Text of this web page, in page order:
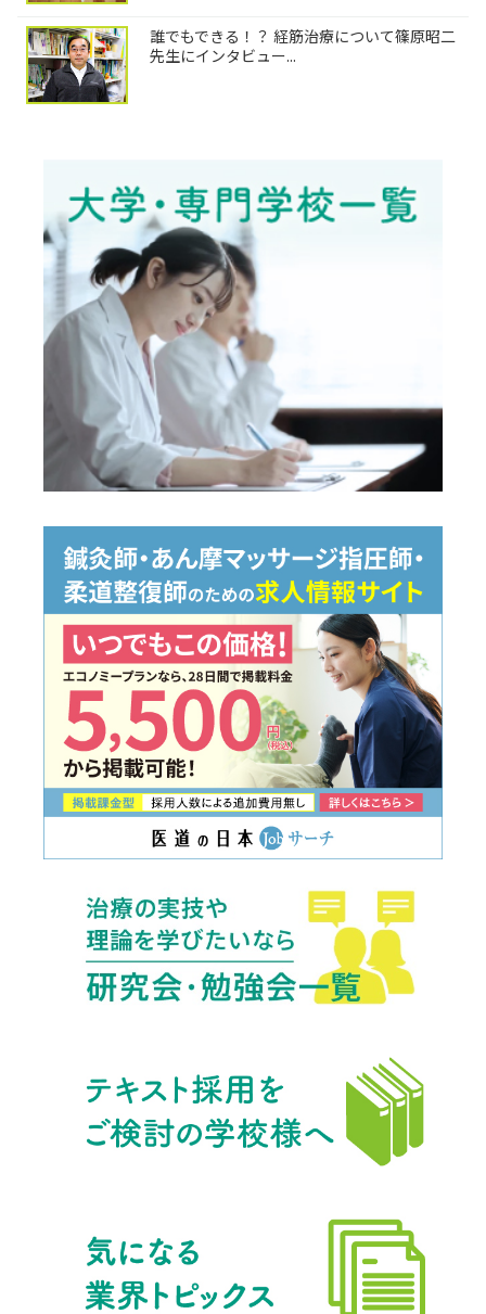
誰でもできる！？ 経筋治療について篠原昭二
先生にインタビュー...